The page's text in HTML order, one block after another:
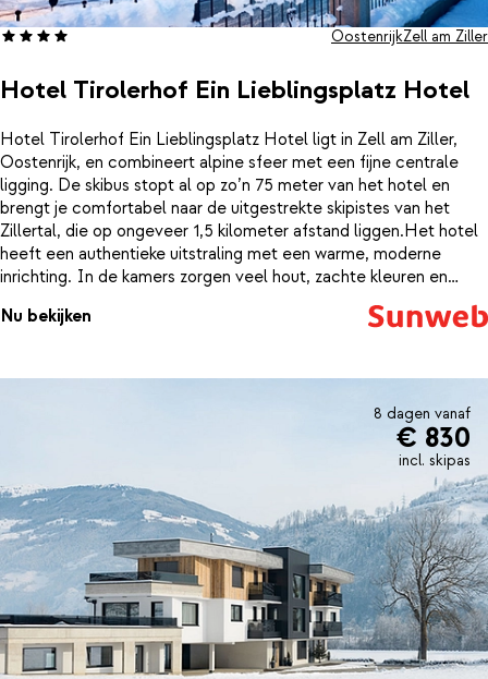
Hotel Tirolerhof Ein Lieblingsplatz Hotel
OostenrijkZell am Ziller
Hotel Tirolerhof Ein Lieblingsplatz Hotel ligt in Zell am Ziller,
Oostenrijk, en combineert alpine sfeer met een fijne centrale
ligging. De skibus stopt al op zo’n 75 meter van het hotel en
brengt je comfortabel naar de uitgestrekte skipistes van het
Zillertal, die op ongeveer 1,5 kilometer afstand liggen.Het hotel
heeft een authentieke uitstraling met een warme, moderne
inrichting. In de kamers zorgen veel hout, zachte kleuren en
comfortabele bedden voor een knusse bergsfeer. Na een
actieve dag in de sneeuw is het fijn thuiskomen, met uitzicht op
op voordat je aanschuift in het gezellige a-la-carte restaurant. Bij
ontbijtbuffet en ’s avonds van een verzorgd meergangendiner,
met aandacht voor regionale producten. Voor een drankje na
afloop kun je terecht in de bar.Dankzij de centrale ligging wandel
je zo het dorp in voor winkels of een korte avondwandeling. Sluit
de dag af in de relaxruimte en droom alvast weg bij de gedachte
aan de eerste bochten van morgen in de verse sneeuw.
Nu bekijken
8 dagen vanaf
€ 830
incl. skipas